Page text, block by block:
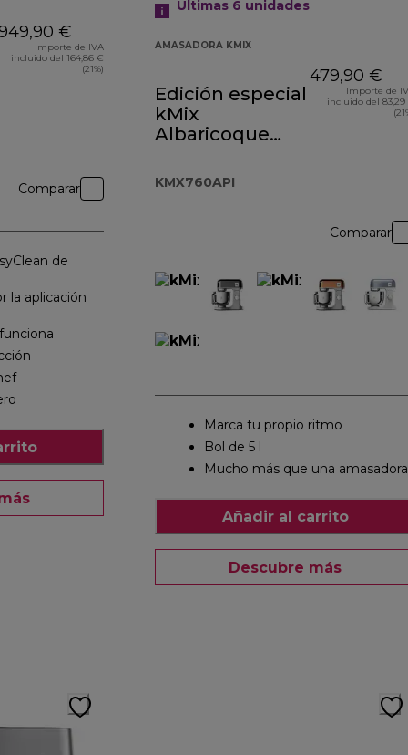
€
Importe de IVA
incluido del 164,86 €
(21%)
Comparar
de
la aplicación
Últimas 6 unidades
AMASADORA KMIX
Edición especial
kMix
Albaricoque
KMX760API
KMX760API
479,90 €
Importe de
incluido del
Comparar
Marca tu propio ritmo
Bol de 5 l
Mucho más que una amasadora
Añadir al carrito
Descubre más